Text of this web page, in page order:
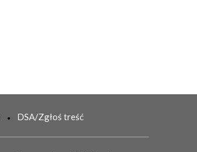
DSA/Zgłoś treść